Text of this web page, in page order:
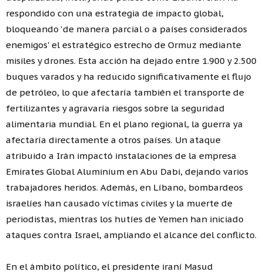
respondido con una estrategia de impacto global,
bloqueando 'de manera parcial o a países considerados
enemigos' el estratégico estrecho de Ormuz mediante
misiles y drones. Esta acción ha dejado entre 1.900 y 2.500
buques varados y ha reducido significativamente el flujo
de petróleo, lo que afectaría también el transporte de
fertilizantes y agravaría riesgos sobre la seguridad
alimentaria mundial. En el plano regional, la guerra ya
afectaría directamente a otros países. Un ataque
atribuido a Irán impactó instalaciones de la empresa
Emirates Global Aluminium en Abu Dabi, dejando varios
trabajadores heridos. Además, en Líbano, bombardeos
israelíes han causado víctimas civiles y la muerte de
periodistas, mientras los hutíes de Yemen han iniciado
ataques contra Israel, ampliando el alcance del conflicto.
En el ámbito político, el presidente iraní Masud